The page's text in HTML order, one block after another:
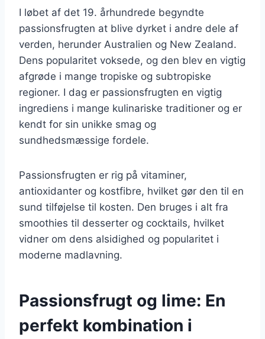
I løbet af det 19. århundrede begyndte
passionsfrugten at blive dyrket i andre dele af
verden, herunder Australien og New Zealand.
Dens popularitet voksede, og den blev en vigtig
afgrøde i mange tropiske og subtropiske
regioner. I dag er passionsfrugten en vigtig
ingrediens i mange kulinariske traditioner og er
kendt for sin unikke smag og
sundhedsmæssige fordele.
Passionsfrugten er rig på vitaminer,
antioxidanter og kostfibre, hvilket gør den til en
sund tilføjelse til kosten. Den bruges i alt fra
smoothies til desserter og cocktails, hvilket
vidner om dens alsidighed og popularitet i
moderne madlavning.
Passionsfrugt og lime: En
perfekt kombination i